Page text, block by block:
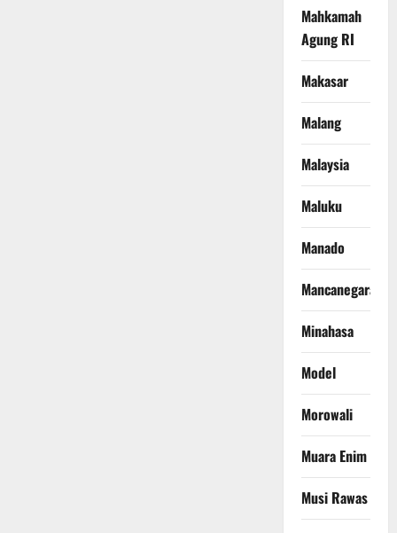
Mahkamah
Agung RI
Makasar
Malang
Malaysia
Maluku
Manado
Mancanegara
Minahasa
Model
Morowali
Muara Enim
Musi Rawas